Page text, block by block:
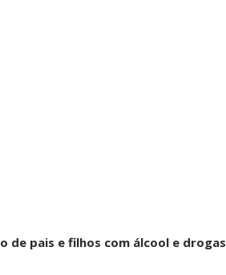
de pais e filhos com álcool e drogas